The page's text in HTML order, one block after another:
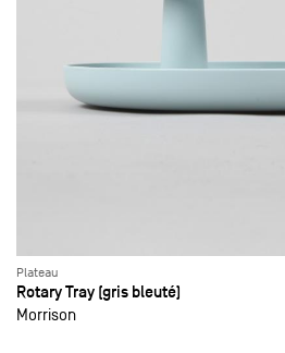
Plateau
Rotary Tray (gris bleuté)
Morrison